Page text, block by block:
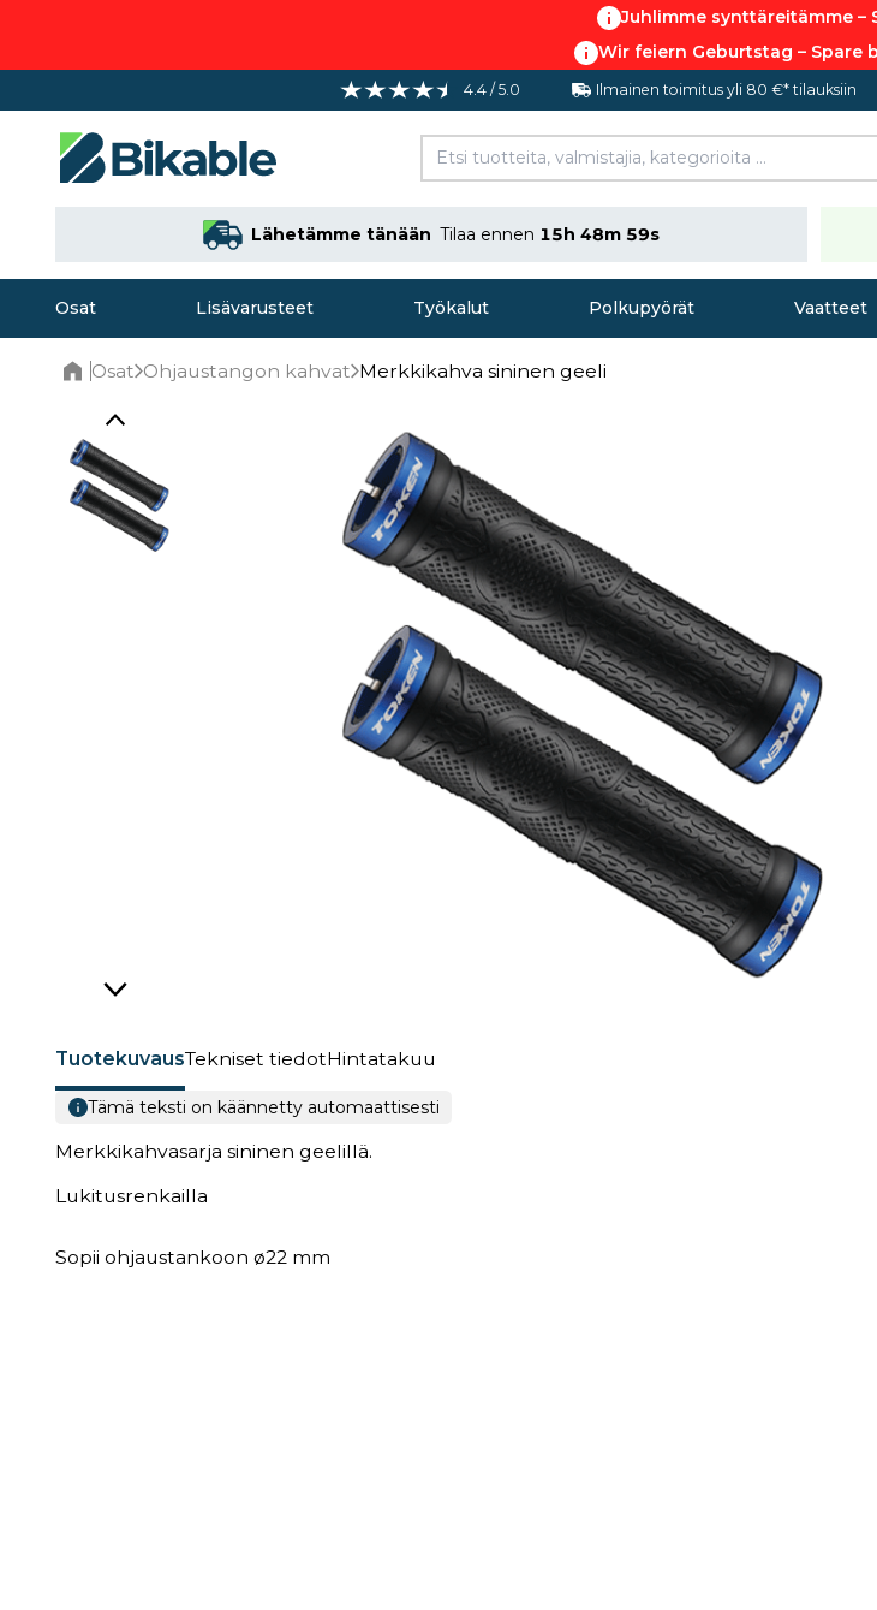
Juhlimme synttäreitämme –
Wir feiern Geburtstag – Spare
4.4 / 5.0 Ilmainen toimitus yli 80 €* tilauksiin
Lähetämme tänään Tilaa ennen 15h 48m 58s
Osat Lisävarusteet Työkalut Polkupyörät Vaatteet
Osat Ohjaustangon kahvat Merkkikahva sininen geeli
TuotekuvausTekniset tiedotHintatakuu
Tämä teksti on käännetty automaattisesti
Merkkikahvasarja sininen geelillä.
Lukitusrenkailla
Sopii ohjaustankoon ø22 mm